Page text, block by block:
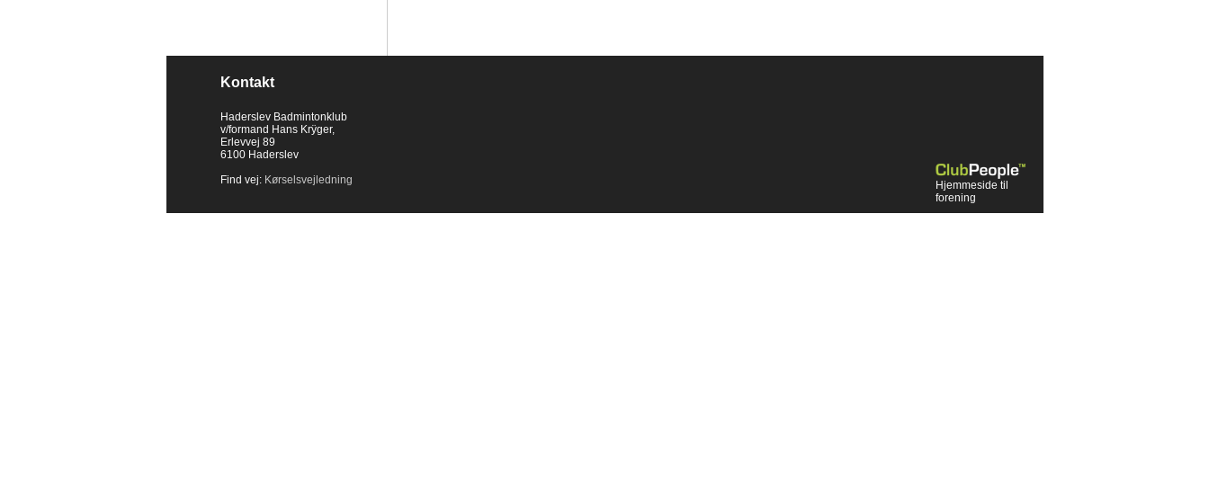
Hjemmeside til
forening
Kontakt
Haderslev Badmintonklub
v/formand Hans Krÿger,
Erlevvej 89
6100 Haderslev
Find vej: Kørselsvejledning